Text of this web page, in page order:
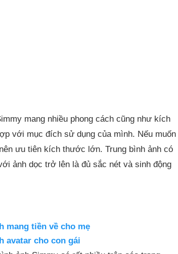
mang nhiều phong cách cũng như kích
với mục đích sử dụng của mình. Nếu muốn
ưu tiên kích thước lớn. Trung bình ảnh có
ảnh dọc trở lên là đủ sắc nét và sinh động
mang tiền về cho mẹ
avatar cho con gái